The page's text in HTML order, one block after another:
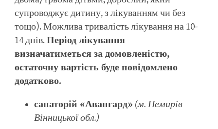
супроводжує дитину, з лікуванням чи без
тощо). Можлива тривалість лікування на 10-
14 днів. Період лікування
визначатиметься за домовленістю,
остаточну вартість буде повідомлено
додатково.
санаторій «Авангард» (м. Немирів
Вінницької обл.)